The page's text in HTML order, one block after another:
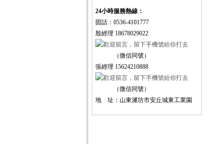
24小時服務熱線：
固話：0536-4101777
殷經理 18678029022
（微信同號）
張經理 15624210888
（微信同號）
地 址：山東濰坊市安丘城東工業園